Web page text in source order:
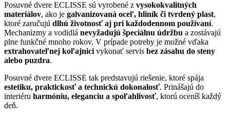
Posuvné dvere ECLISSE sú vyrobené z vysokokvalitných
materiálov, ako je galvanizovaná oceľ, hliník či tvrdený plast,
ktoré zaručujú dlhú životnosť aj pri každodennom používaní.
Mechanizmy a vodidlá nevyžadujú špeciálnu údržbu a zostávajú
plne funkčné mnoho rokov. V prípade potreby je možné vďaka
extrahovateľnej koľajnici vykonať servis bez zásahu do steny
alebo puzdra.
Posuvné dvere ECLISSE tak predstavujú riešenie, ktoré spája
estetiku, praktickosť a technickú dokonalosť. Prinášajú do
interiéru harmóniu, eleganciu a spoľahlivosť, ktorú oceníš každý
deň.